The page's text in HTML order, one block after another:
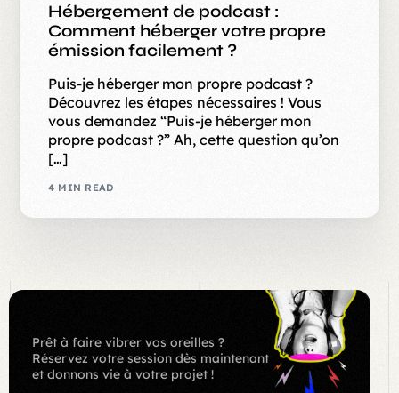
Hébergement de podcast :
Comment héberger votre propre
émission facilement ?
Puis-je héberger mon propre podcast ?
Découvrez les étapes nécessaires ! Vous
vous demandez “Puis-je héberger mon
propre podcast ?” Ah, cette question qu’on
[…]
4 MIN READ
Prêt à faire vibrer vos oreilles ?
Réservez votre session dès maintenant
et donnons vie à votre projet !